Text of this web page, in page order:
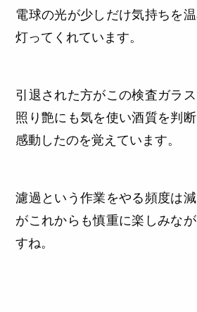
電球の光が少しだけ気持ちを
灯ってくれています。
引退された方がこの検査ガラ
照り艶にも気を使い酒質を判
感動したのを覚えています。
濾過という作業をやる頻度は
がこれからも慎重に楽しみな
すね。